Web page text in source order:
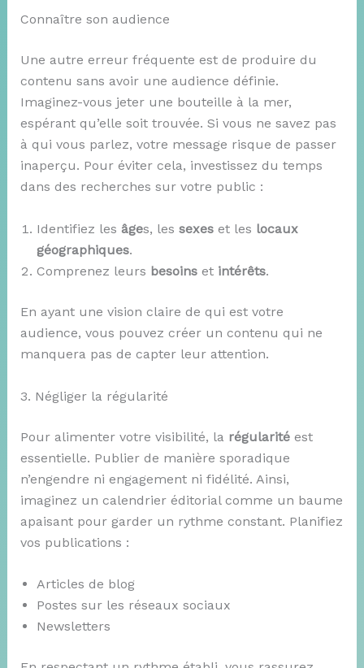
Connaître son audience
Une autre erreur fréquente est de produire du
contenu sans avoir une audience définie.
Imaginez-vous jeter une bouteille à la mer,
espérant qu’elle soit trouvée. Si vous ne savez pas
à qui vous parlez, votre message risque de passer
inaperçu. Pour éviter cela, investissez du temps
dans des recherches sur votre public :
Identifiez les âges, les sexeset les locaux
géographiques.
Comprenez leurs besoinset intérêts.
En ayant une vision claire de qui est votre
audience, vous pouvez créer un contenu qui ne
manquera pas de capter leur attention.
3. Négliger la régularité
Pour alimenter votre visibilité, la régularitéest
essentielle. Publier de manière sporadique
n’engendre ni engagement ni fidélité. Ainsi,
imaginez un calendrier éditorial comme un baume
apaisant pour garder un rythme constant. Planifiez
vos publications :
Articles de blog
Postes sur les réseaux sociaux
Newsletters